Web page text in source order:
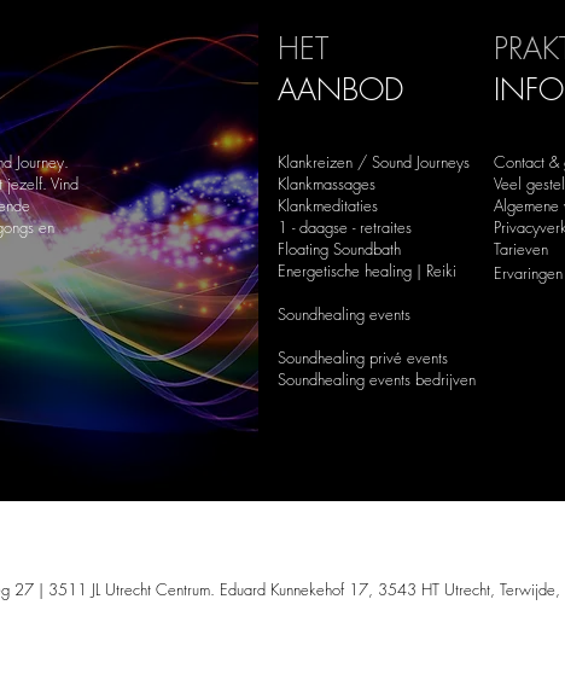
Journey.
jezelf. Vind
en
HET
AANBOD
Klankreizen / Sound Journeys
Klankmassages
Klankmeditaties
1 - daagse - retraites
Floating Soundbath
Energetische healing | Reiki
Soundhealing events
Soundhealing privé events
Soundhealing events bedrijven
Contact &
Veel
Tarieven
27 | 3511 JL Utrecht Centrum. Eduard Kunnekehof 17, 3543 HT Utrecht,